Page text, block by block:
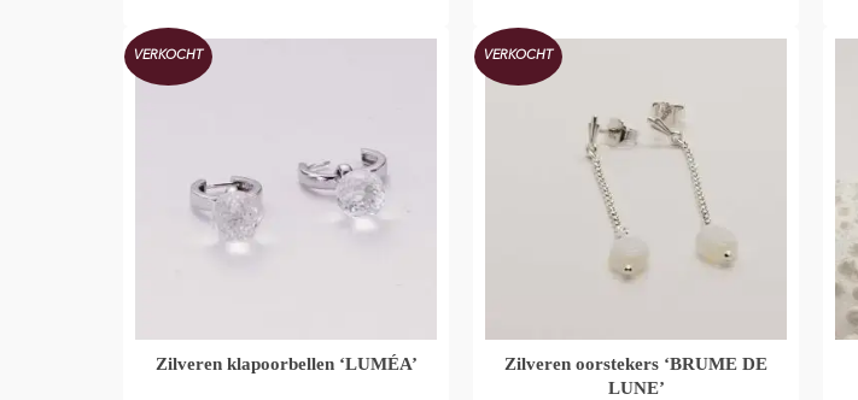
VERKOCHT
Zilveren klapoorbellen ‘LUMÉA’
VERKOCHT
Zilveren oorstekers ‘BRUME DE
LUNE’